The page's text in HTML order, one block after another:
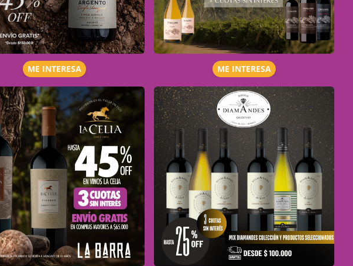
ME INTERESA ME INTERESA